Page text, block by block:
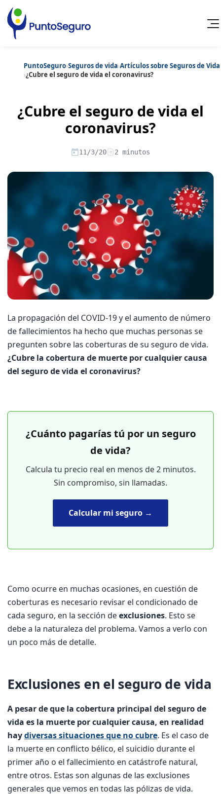
Cancelar
Artículos sobre Vida SanaArtículos sobre Seguros de Vida
Artículos sobre Otros Seguros
Artículos sobre Seguros de Auto
Artículos sobre Seguros de Salud Contenido extra
Artículos sobre Educación Financiera
Artículos sobre Seguros de Decesos
Artículos sobre la Jubilación
PuntoSeguro›Seguros de vida›Artículos sobre Seguros de Vida
›¿Cubre el seguro de vida el coronavirus?
¿Cubre el seguro de vida el
coronavirus?
11/3/20 2 minutos
La propagación del COVID-19 y el aumento de número
de fallecimientos ha hecho que muchas personas se
pregunten sobre las coberturas de su seguro de vida.
¿Cubre la cobertura de muerte por cualquier causa
del seguro de vida el coronavirus?
¿Cuánto pagarías tú por un seguro
de vida?
Calcula tu precio real en menos de 2 minutos.
Sin compromiso, sin llamadas.
Calcular mi seguro →
Como ocurre en muchas ocasiones, en cuestión de
coberturas es necesario revisar el condicionado de
cada seguro, en la sección deexclusiones. Esto se
debe a la naturaleza del problema. Vamos a verlo con
un poco más de detalle.
Exclusiones en el seguro de vida
A pesar de que la cobertura principal del seguro de
vida es la muerte por cualquier causa, en realidad
haydiversas situaciones que no cubre. Es el caso de
la muerte en conflicto bélico, el suicidio durante el
primer año o el fallecimiento en catástrofe natural,
entre otros. Estas son algunas de las exclusiones
generales que vemos en todas las pólizas de vida.